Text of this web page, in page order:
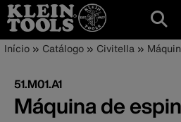
Pular
conteúdo
principal
Navegação
principal
Trilha
de
navegação
Início Catálogo Civitella
51.M01.A1
Máquina de